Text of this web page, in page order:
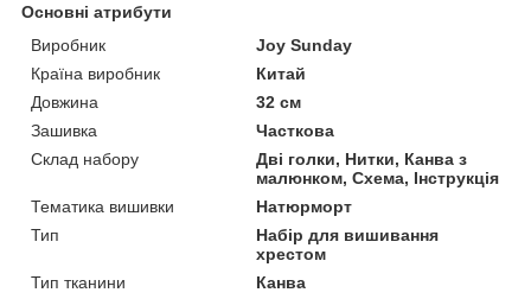
Основні атрибути
Виробник
Joy Sunday
Країна виробник
Китай
Довжина
32 см
Зашивка
Часткова
Склад набору
Дві голки, Нитки, Канва з
малюнком, Схема, Інструкція
Тематика вишивки
Натюрморт
Тип
Набір для вишивання
хрестом
Тип тканини
Канва